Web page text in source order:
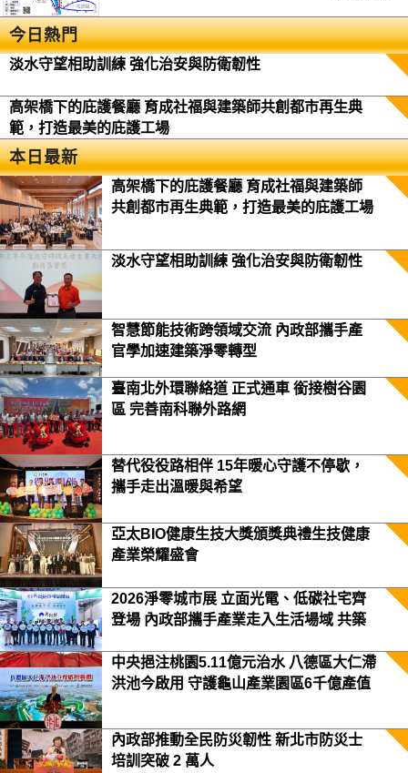
今日熱門
淡水守望相助訓練 強化治安與防衛韌性
高架橋下的庇護餐廳 育成社福與建築師共創都市再生典
範，打造最美的庇護工場
本日最新
高架橋下的庇護餐廳 育成社福與建築師
共創都市再生典範，打造最美的庇護工場
淡水守望相助訓練 強化治安與防衛韌性
智慧節能技術跨領域交流 內政部攜手產
官學加速建築淨零轉型
臺南北外環聯絡道 正式通車 銜接樹谷園
區 完善南科聯外路網
替代役役路相伴 15年暖心守護不停歇，
攜手走出溫暖與希望
亞太BIO健康生技大獎頒獎典禮生技健康
產業榮耀盛會
2026淨零城市展 立面光電、低碳社宅齊
登場 內政部攜手產業走入生活場域 共築
中央挹注桃園5.11億元治水 八德區大仁滯
洪池今啟用 守護龜山產業園區6千億產值
內政部推動全民防災韌性 新北市防災士
培訓突破 2 萬人